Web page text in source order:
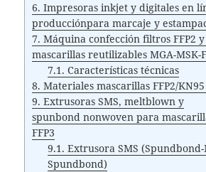
6. Impresoras inkjet y digitales en
producciónpara marcaje y
7. Máquina confección filtros FFP2
mascarillas reutilizables MGA-MSK-
7.1. Características técnicas
8. Materiales mascarillas FFP2/KN95
9. Extrusoras SMS, meltblown y
spunbond nonwoven para
FFP3
9.1. Extrusora SMS
Spundbond)